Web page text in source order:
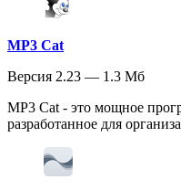
MP3 Cat
Версия 2.23 — 1.3 Мб
MP3 Cat - это мощное
разработанное для